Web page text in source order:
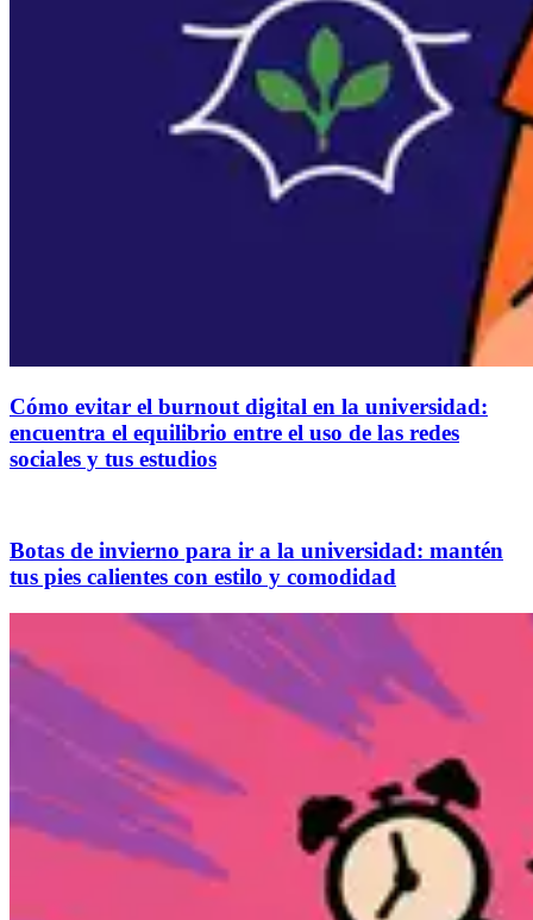
Cómo evitar el burnout digital en la universidad:
encuentra el equilibrio entre el uso de las redes
sociales y tus estudios
Botas de invierno para ir a la universidad: mantén
tus pies calientes con estilo y comodidad